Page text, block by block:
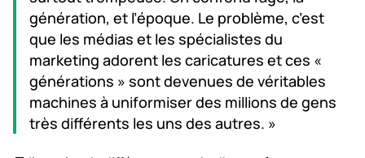
génération, et l’époque. Le problème, c’est
que les médias et les spécialistes du
marketing adorent les caricatures et ces «
générations » sont devenues de véritables
machines à uniformiser des millions de gens
très différents les uns des autres. »